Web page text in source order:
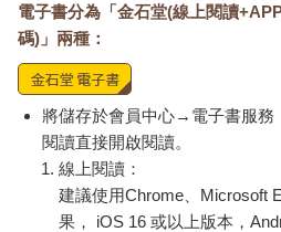
電子書分為「金石堂(線上閱讀
碼)」兩種：
將儲存於會員中心→電子書服務
閱讀直接開啟閱讀。
線上閱讀：
建議使用Chrome、Microsoft
果， iOS 16 或以上版本，